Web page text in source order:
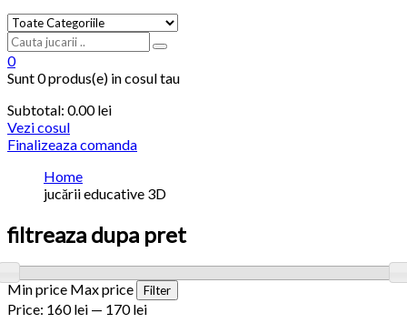
0
Sunt0 produs(e) in cosul tau
Subtotal: 0.00lei
Vezi cosul
Finalizeaza comanda
Home
jucării educative 3D
filtreaza dupa pret
Min price Max price Filter
Price: 160 lei — 170 lei